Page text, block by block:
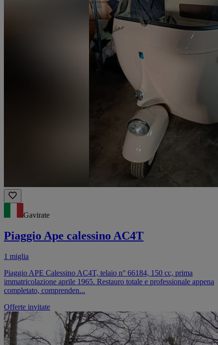
Gavirate
Piaggio Ape calessino AC4T
1 miglia
Piaggio APE Calessino AC4T, telaio n° 66184, 150 cc, prima
immatricolazione aprile 1965. Restauro totale e professionale appena
completato, comprenden...
Offerte invitate